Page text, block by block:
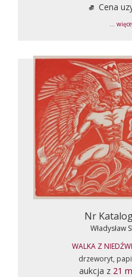
Cena
...
Nr
Władysław
WALKA Z
drzeworyt,
aukcja z 21